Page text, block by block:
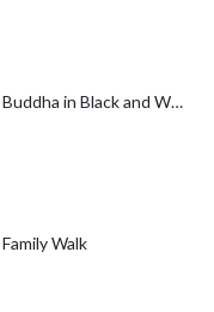
Peinture par numéros - Buddha in Black and White
Walk